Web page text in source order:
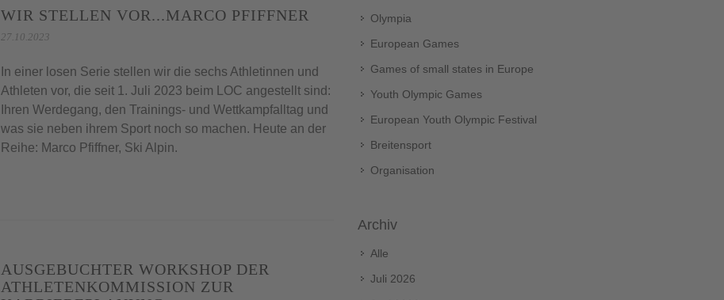
WIR STELLEN VOR...MARCO PFIFFNER
27.10.2023
In einer losen Serie stellen wir die sechs Athletinnen und
Athleten vor, die seit 1. Juli 2023 beim LOC angestellt sind:
Ihren Werdegang, den Trainings- und Wettkampfalltag und
was sie neben ihrem Sport noch so machen. Heute an der
Reihe: Marco Pfiffner, Ski Alpin.
AUSGEBUCHTER WORKSHOP DER
ATHLETENKOMMISSION ZUR
Olympia
European Games
Games of small states in Europe
Youth Olympic Games
European Youth Olympic Festival
Breitensport
Organisation
Archiv
Alle
Juli 2026